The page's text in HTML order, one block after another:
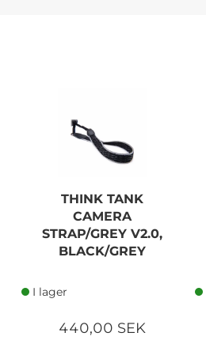
THINK TANK
CAMERA
STRAP/GREY V2.0,
BLACK/GREY
I lager
440,00 SEK